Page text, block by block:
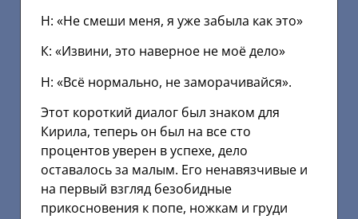
Н: «Не смеши меня, я уже забыла как это»
К: «Извини, это наверное не моё дело»
Н: «Всё нормально, не заморачивайся».
Этот короткий диалог был знаком для
Кирила, теперь он был на все сто
процентов уверен в успехе, дело
оставалось за малым. Его ненавязчивые и
на первый взгляд безобидные
прикосновения к попе, ножкам и груди